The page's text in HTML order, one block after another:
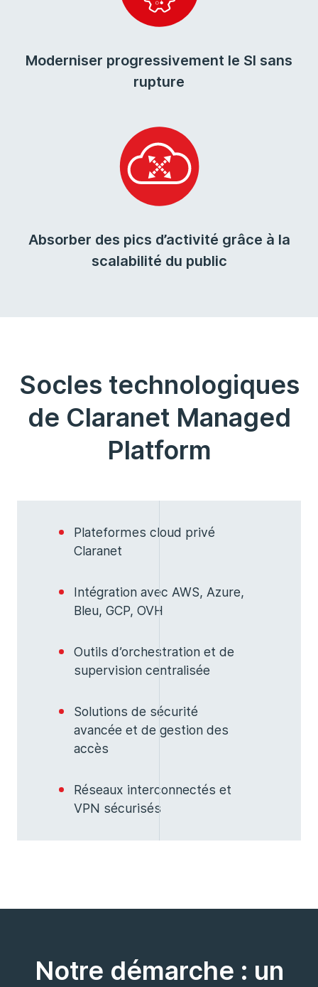
Moderniser progressivement le SI sans
rupture
Absorber des pics d’activité grâce à la
scalabilité du public
Socles technologiques
de Claranet Managed
Platform
Plateformes cloud privé
Claranet
Intégration avec AWS, Azure,
Bleu, GCP, OVH
Outils d’orchestration et de
supervision centralisée
Solutions de sécurité
avancée et de gestion des
accès
Réseaux interconnectés et
VPN sécurisés
Notre démarche : un